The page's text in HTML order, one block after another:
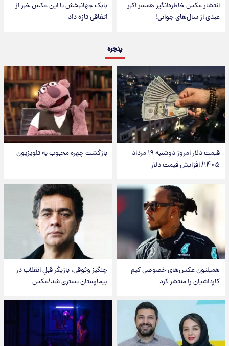
انتشار عکس خاطره‌انگیز همسر اکبر
عبدی از سال‌های جوانی!
بابک جهانبخش با این عکس خبر از
اتفاقی تازه داد
پنجره
قیمت دلار امروز دوشنبه ۱۹ مرداد
۱۴۰۵/ افزایش قیمت دلار
بازگشت چهره محبوب به تلویزیون
همیلتون عکس‌های خصوصی کیم‌
کارداشیان را منتشر کرد
چنگیز وثوقی، بازیگر قبلِ انقلاب در
بیمارستان بستری شد/عکس